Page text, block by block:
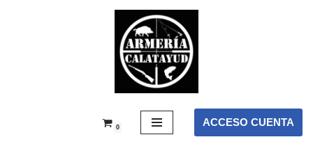
0 ACCESO CUENTA